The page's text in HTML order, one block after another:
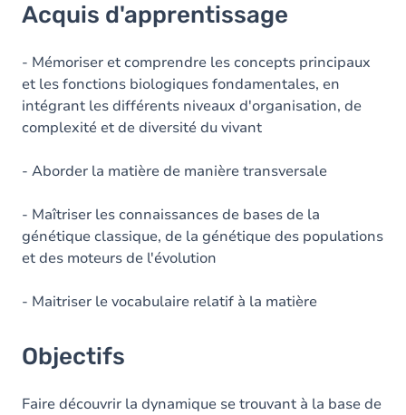
Objectifs
Contenu
Table des matières
Exercices
Acquis d'apprentissage
- Mémoriser et comprendre les concepts principaux
et les fonctions biologiques fondamentales, en
intégrant les différents niveaux d'organisation, de
complexité et de diversité du vivant
- Aborder la matière de manière transversale
- Maîtriser les connaissances de bases de la
génétique classique, de la génétique des populations
et des moteurs de l'évolution
- Maitriser le vocabulaire relatif à la matière
Objectifs
Faire découvrir la dynamique se trouvant à la base de